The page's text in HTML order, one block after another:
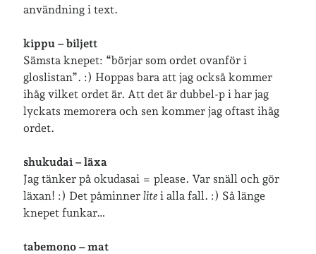
Just nu läser jag
användning i text.
kippu – biljett
Sämsta knepet: “börjar som ordet ovanför i
gloslistan”. :) Hoppas bara att jag också kommer
ihåg vilket ordet är. Att det är dubbel-p i har jag
lyckats memorera och sen kommer jag oftast ihåg
ordet.
shukudai – läxa
Jag tänker på okudasai = please. Var snäll och gör
läxan! :) Det påminnerlite i alla fall. :) Så länge
knepet funkar…
tabemono – mat